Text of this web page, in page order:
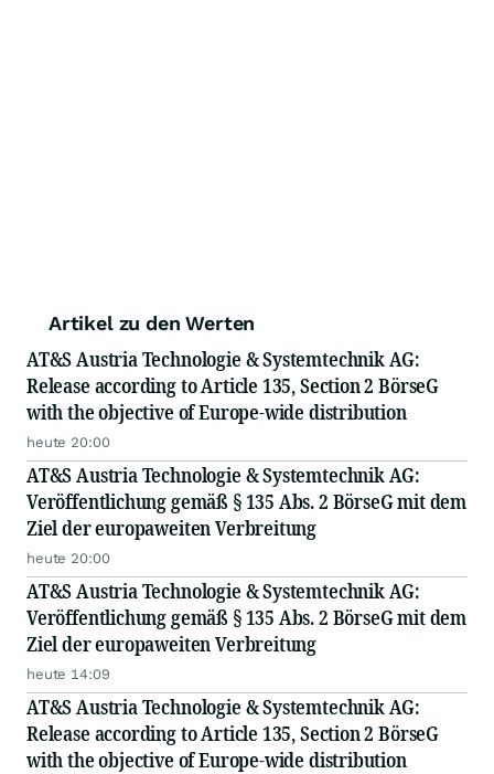
Artikel zu den Werten
AT&S Austria Technologie & Systemtechnik AG:
Release according to Article 135, Section 2 BörseG
with the objective of Europe-wide distribution
heute 20:00
AT&S Austria Technologie & Systemtechnik AG:
Veröffentlichung gemäß § 135 Abs. 2 BörseG mit dem
Ziel der europaweiten Verbreitung
heute 20:00
AT&S Austria Technologie & Systemtechnik AG:
Veröffentlichung gemäß § 135 Abs. 2 BörseG mit dem
Ziel der europaweiten Verbreitung
heute 14:09
AT&S Austria Technologie & Systemtechnik AG:
Release according to Article 135, Section 2 BörseG
with the objective of Europe-wide distribution